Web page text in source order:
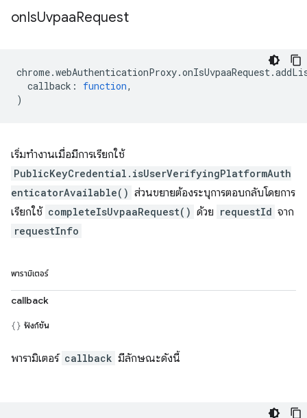
onIsUvpaaRequest
chrome.webAuthenticationProxy.onIsUvpaaRequest.
callback : function,
)
เริ่มทำงานเมื่อมีการเรียกใช้
PublicKeyCredential.isUserVerifyingPlatformAuth
enticatorAvailable() ส่วนขยายต้องระบุการตอบกลับโดยการ
เรียกใช้ completeIsUvpaaRequest() ด้วย requestId จาก
requestInfo
พารามิเตอร์
callback
ฟังก์ชัน
พารามิเตอร์ callback มีลักษณะดังนี้